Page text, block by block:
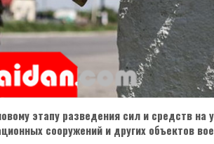
этапу разведения сил и средств на
сооружений и других объектов